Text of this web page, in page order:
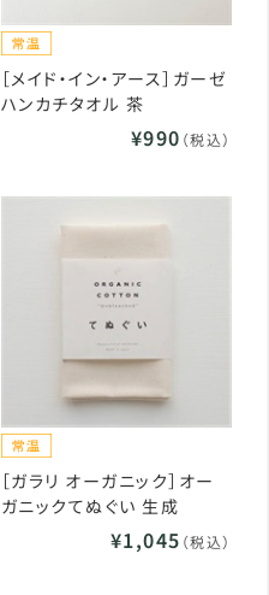
［メイド・イン・アース］ガーゼ
ハンカチタオル 茶
¥990 （税込）
［ガラリ オーガニック］オー
ガニックてぬぐい 生成
¥1,045 （税込）